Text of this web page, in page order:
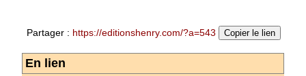
Partager : https://editionshenry.com/?a=543 Copier le lien
En lien